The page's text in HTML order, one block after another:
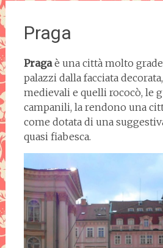
Praga
Pragaè una città molto
palazzi dalla facciata
medievali e quelli rococò, le
campanili, la rendono una
come dotata di una
quasi fiabesca.